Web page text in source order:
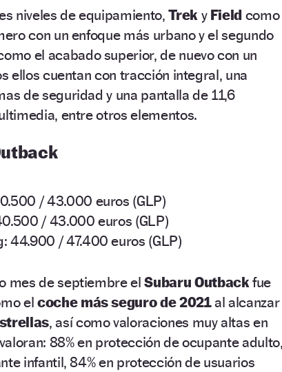
niveles de equipamiento,Trek y Field como
con un enfoque más urbano y el segundo
el acabado superior, de nuevo con un
ellos cuentan con tracción integral, una
de seguridad y una pantalla de 11,6
entre otros elementos.
/ 43.000 euros (GLP)
/ 43.000 euros (GLP)
44.900 / 47.400 euros (GLP)
mes de septiembre elSubaru Outbackfue
el coche más seguro de 2021al alcanzar
, así como valoraciones muy altas en
88% en protección de ocupante
infantil, 84% en protección de usuarios